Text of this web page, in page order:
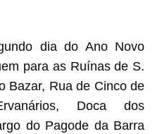
dia do Ano Novo
para as Ruínas de S.
Bazar, Rua de Cinco de
Doca dos
do Pagode da Barra